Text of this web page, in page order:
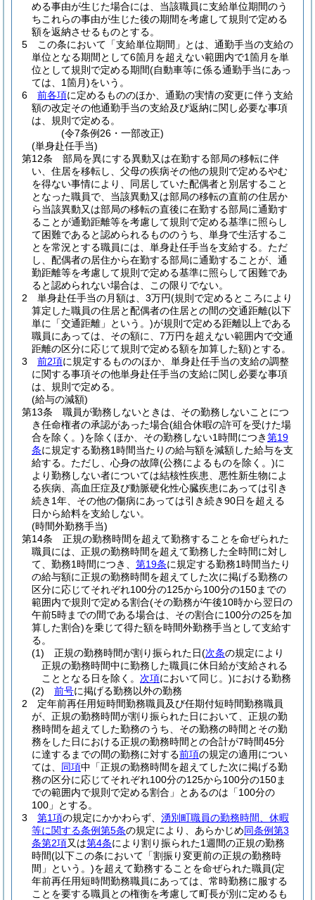
める事由が生じた場合には、当該職員に支給単位期間のう
ちこれらの事由が生じた後の期間を考慮して規則で定める
額を返納させるものとする。
5
この条において「支給単位期間」とは、通勤手当の支給の
単位となる期間として6箇月を超えない範囲内で1箇月を単
位として規則で定める期間(自動車等に係る通勤手当にあっ
ては、1箇月)をいう。
6
前各項に定めるもののほか、通勤の実情の変更に伴う支給
額の改定その他通勤手当の支給及び返納に関し必要な事項
は、規則で定める。
(令7条例26・一部改正)
(単身赴任手当)
第12条
部局を異にする異動又は在勤する部局の移転に伴
い、住居を移転し、父母の疾病その他の規則で定めるやむ
を得ない事情により、同居していた配偶者と別居すること
となった職員で、当該異動又は部局の移転の直前の住居か
ら当該異動又は部局の移転の直後に在勤する部局に通勤す
ることが通勤距離等を考慮して規則で定める基準に照らし
て困難であると認められるもののうち、単身で生活するこ
とを常況とする職員には、単身赴任手当を支給する。 ただ
し、配偶者の居住から在勤する部局に通勤することが、通
勤距離等を考慮して規則で定める基準に照らして困難であ
ると認められない場合は、この限りでない。
2
単身赴任手当の月額は、3万円(規則で定めるところにより
算定した職員の住居と配偶者の住居との間の交通距離(以下
単に「交通距離」という。)が規則で定める距離以上である
職員にあっては、その額に、7万円を超えない範囲内で交通
距離の区分に応じて規則で定める額を加算した額)とする。
3
前2項に規定するもののほか、単身赴任手当の支給の調整
に関する事項その他単身赴任手当の支給に関し必要な事項
は、規則で定める。
(給与の減額)
第13条
職員が勤務しないときは、その勤務しないことにつ
き任命権者の承認があった場合(組合休暇の許可を受けた場
合を除く。)を除くほか、その勤務しない1時間につき第19
条に規定する勤務1時間当たりの給与額を減額した給与を支
給する。 ただし、心身の故障(公務によるものを除く。)に
より勤務しない者については結核性疾患、悪性新生物によ
る疾病、高血圧症及び動脈硬化性心臓疾患にあっては引き
続き1年、その他の傷病にあっては引き続き90日を超える
日から給料を支給しない。
(時間外勤務手当)
第14条
正規の勤務時間を超えて勤務することを命ぜられた
職員には、正規の勤務時間を超えて勤務した全時間に対し
て、勤務1時間につき、 第19条に規定する勤務1時間当たり
の給与額に正規の勤務時間を超えてした次に掲げる勤務の
区分に応じてそれぞれ100分の125から100分の150までの
範囲内で規則で定める割合(その勤務が午後10時から翌日の
午前5時までの間である場合は、その割合に100分の25を加
算した割合)を乗じて得た額を時間外勤務手当として支給す
る。
(1)
正規の勤務時間が割り振られた日(次条の規定により
正規の勤務時間中に勤務した職員に休日給が支給される
こととなる日を除く。 次項において同じ。)における勤務
(2)
前号に掲げる勤務以外の勤務
2
定年前再任用短時間勤務職員及び任期付短時間勤務職員
が、正規の勤務時間が割り振られた日において、正規の勤
務時間を超えてした勤務のうち、その勤務の時間とその勤
務をした日における正規の勤務時間との合計が7時間45分
に達するまでの間の勤務に対する前項の規定の適用につい
ては、 同項中「正規の勤務時間を超えてした次に掲げる勤
務の区分に応じてそれぞれ100分の125から100分の150ま
での範囲内で規則で定める割合」とあるのは「100分の
100」とする。
3
第1項の規定にかかわらず、 湧別町職員の勤務時間、休暇
等に関する条例第5条の規定により、あらかじめ同条例第3
条第2項又は第4条により割り振られた1週間の正規の勤務
時間(以下この条において「割振り変更前の正規の勤務時
間」という。)を超えて勤務することを命ぜられた職員(定
年前再任用短時間勤務職員にあっては、常時勤務に服する
ことを要する職員との権衡を考慮して町長が別に定めるも